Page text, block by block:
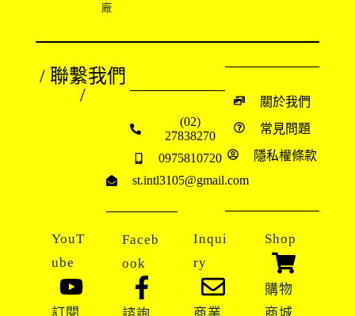
廠
/ 聯繫我們
/
(02)
27838270
0975810720
st.intl3105@gmail.com
關於我們
常見問題
隱私權條款
YouT
ube
Faceb
ook
Inqui
ry
Shop
購物